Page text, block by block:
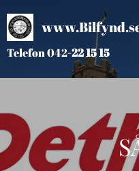
Telefon 042-22 15 15